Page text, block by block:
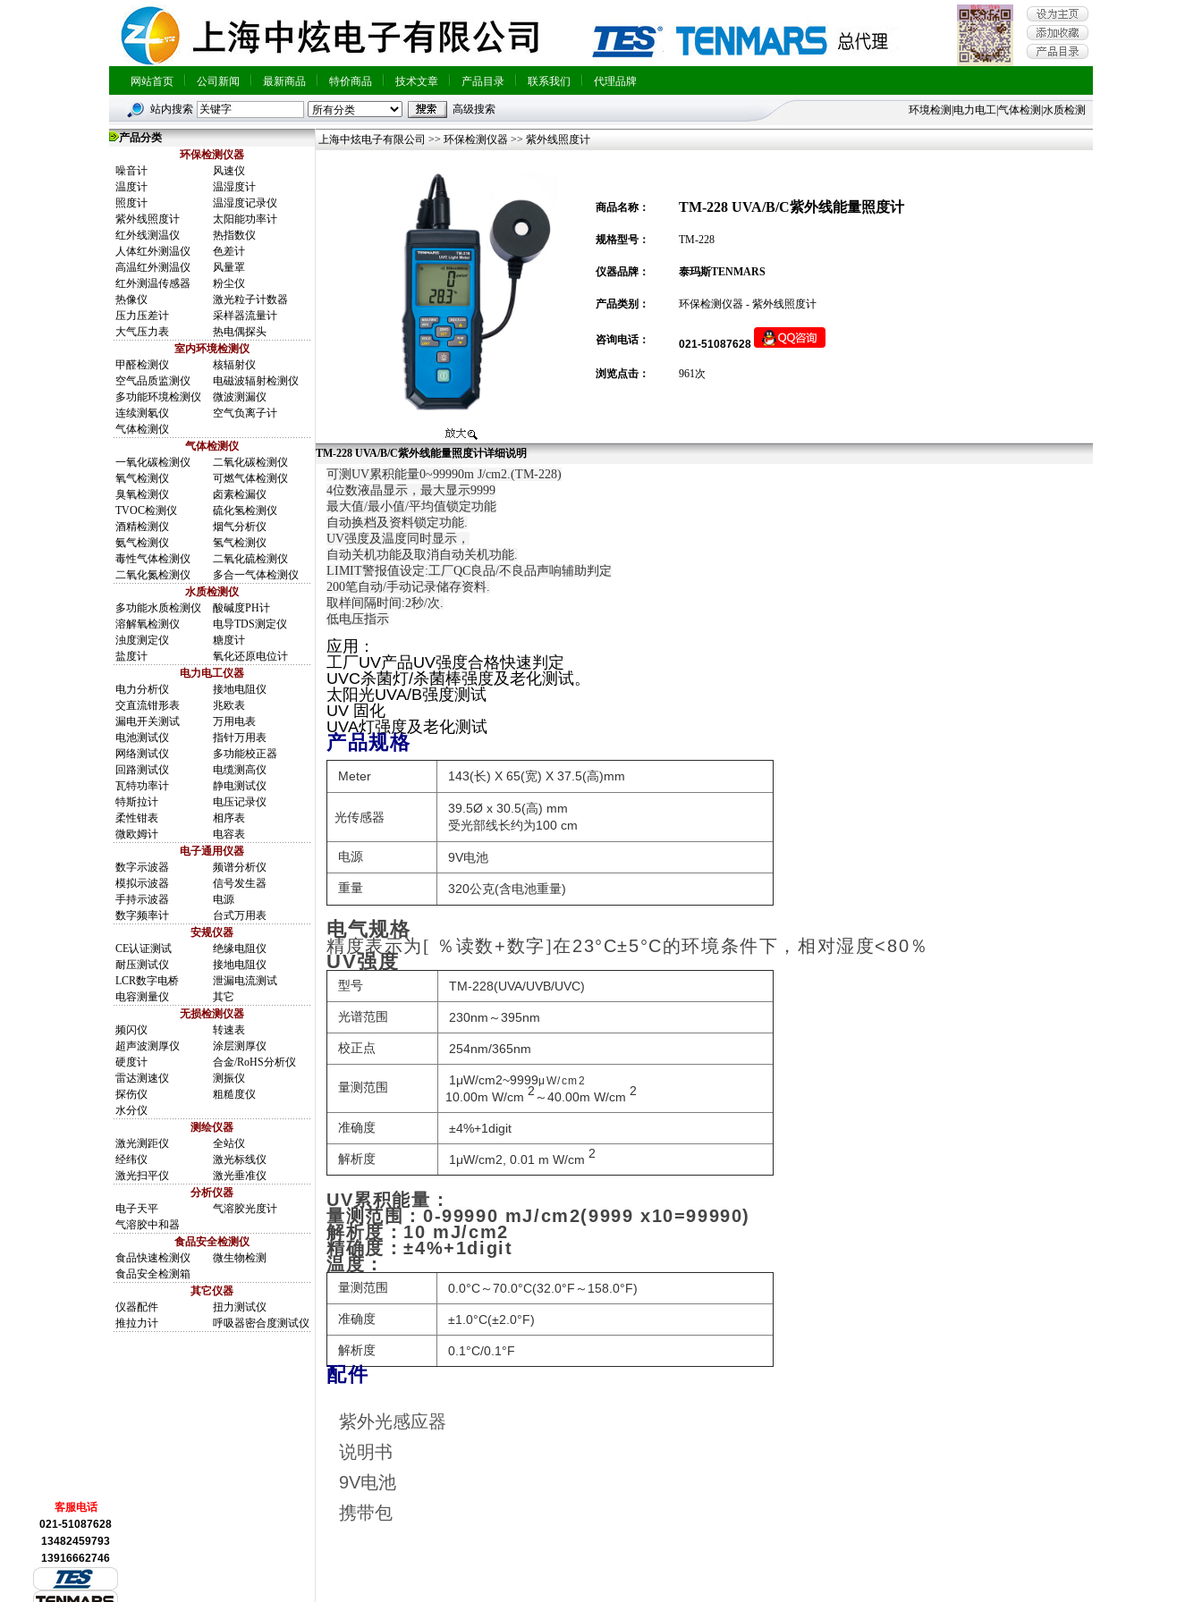
网站首页 公司新闻 最新商品 特价商品 技术文章 产品目录 联系我们 代理品牌
站内搜索 高级搜索 环境检测 电力电工气体检测 水质检测
客服电话
021-51087628
13482459793
13916662746
产品分类
环保检测仪器
噪音计
风速仪
温度计
温湿度计
照度计
温湿度记录仪
紫外线照度计
太阳能功率计
红外线测温仪
热指数仪
人体红外测温仪
色差计
高温红外测温仪
风量罩
红外测温传感器
粉尘仪
热像仪
激光粒子计数器
压力压差计
采样器流量计
大气压力表
热电偶探头
室内环境检测仪
甲醛检测仪
核辐射仪
空气品质监测仪
电磁波辐射检测仪
多功能环境检测仪
微波测漏仪
连续测氡仪
空气负离子计
气体检测仪
气体检测仪
一氧化碳检测仪
二氧化碳检测仪
氧气检测仪
可燃气体检测仪
臭氧检测仪
卤素检漏仪
TVOC检测仪
硫化氢检测仪
酒精检测仪
烟气分析仪
氨气检测仪
氢气检测仪
毒性气体检测仪
二氧化硫检测仪
二氧化氮检测仪
多合一气体检测仪
水质检测仪
多功能水质检测仪
酸碱度PH计
溶解氧检测仪
电导TDS测定仪
浊度测定仪
糖度计
盐度计
氧化还原电位计
电力电工仪器
电力分析仪
接地电阻仪
交直流钳形表
兆欧表
漏电开关测试
万用电表
电池测试仪
指针万用表
网络测试仪
多功能校正器
回路测试仪
电缆测高仪
瓦特功率计
静电测试仪
特斯拉计
电压记录仪
柔性钳表
相序表
微欧姆计
电容表
电子通用仪器
数字示波器
频谱分析仪
模拟示波器
信号发生器
手持示波器
电源
数字频率计
台式万用表
安规仪器
CE认证测试
绝缘电阻仪
耐压测试仪
接地电阻仪
LCR数字电桥
泄漏电流测试
电容测量仪
其它
无损检测仪器
频闪仪
转速表
超声波测厚仪
涂层测厚仪
硬度计
合金/RoHS分析仪
雷达测速仪
测振仪
探伤仪
粗糙度仪
水分仪
测绘仪器
激光测距仪
全站仪
经纬仪
激光标线仪
激光扫平仪
激光垂准仪
分析仪器
电子天平
气溶胶光度计
气溶胶中和器
食品安全检测仪
食品快速检测仪
微生物检测
食品安全检测箱
其它仪器
仪器配件
扭力测试仪
推拉力计
呼吸器密合度测试仪
上海中炫电子有限公司 >> 环保检测仪器 >> 紫外线照度计
商品名称： TM-228 UVA/B/C紫外线能量照度计
规格型号： TM-228
仪器品牌： 泰玛斯TENMARS
产品类别： 环保检测仪器 - 紫外线照度计
咨询电话： 021-51087628
浏览点击： 961次
TM-228 UVA/B/C紫外线能量照度计详细说明
可测UV累积能量0~99990m J/cm2.(TM-228)
4位数液晶显示，最大显示9999
最大值/最小值/平均值锁定功能
自动换档及资料锁定功能.
UV强度及温度同时显示，
自动关机功能及取消自动关机功能.
LIMIT警报值设定:工厂QC良品/不良品声响辅助判定
200笔自动/手动记录储存资料.
取样间隔时间:2秒/次.
低电压指示
应用：
工厂UV产品UV强度合格快速判定
UVC杀菌灯/杀菌棒强度及老化测试。
太阳光UVA/B强度测试
UV 固化
UVA灯强度及老化测试
产品规格
Meter 143(长) X 65(宽) X 37.5(高)mm
光传感器
39.5Ø x 30.5(高) mm
受光部线长约为100 cm
电源 9V电池
重量 320公克(含电池重量)
电气规格
精度表示为[ ％ 读数+数字]在23°C±5°C的环境条件下，相对湿度<80％
UV强度
型号 TM-228(UVA/UVB/UVC)
光谱范围 230nm～395nm
校正点 254nm/365nm
量测范围
1μW/cm2~9999μW/cm2
10.00m W/cm 2 ～40.00m W/cm 2
准确度 ±4%+1digit
解析度 1μW/cm2, 0.01 m W/cm 2
UV累积能量：
量测范围：0-99990 mJ/cm2(9999 x10=99990)
解析度：10 mJ/cm2
精确度：±4%+1digit
温度：
量测范围 0.0°C～70.0°C(32.0°F～158.0°F)
准确度 ±1.0°C(±2.0°F)
解析度 0.1°C/0.1°F
配件
紫外光感应器
说明书
9V电池
携带包